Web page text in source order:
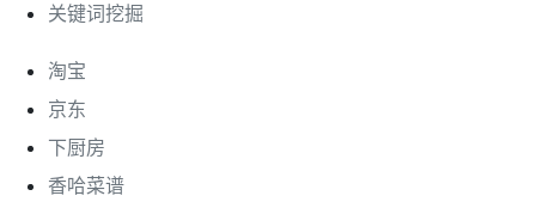
关键词挖掘
淘宝
京东
下厨房
香哈菜谱